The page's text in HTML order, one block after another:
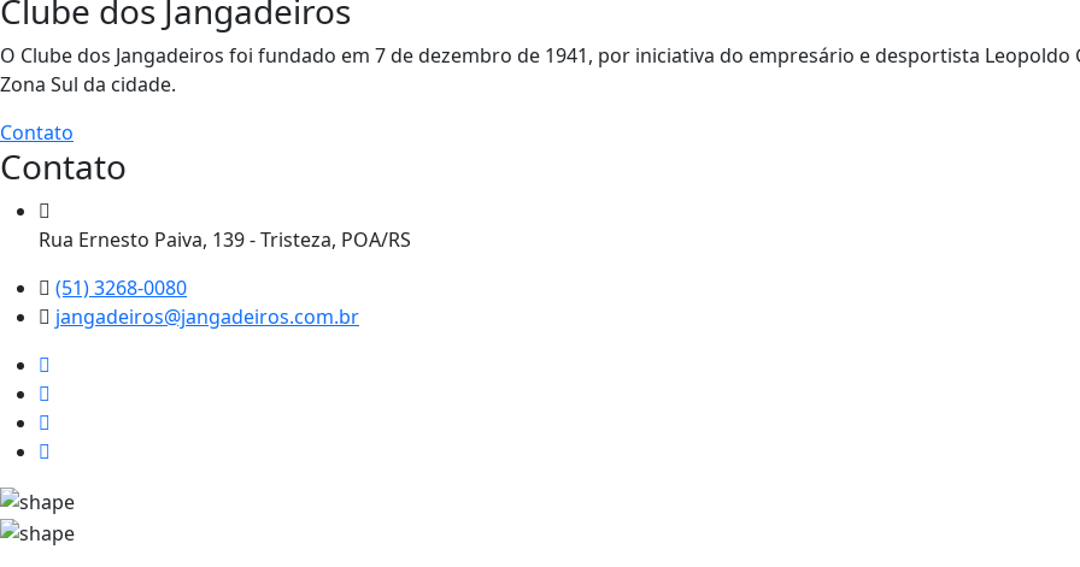
Clube dos Jangadeiros
O Clube dos Jangadeiros foi fundado em 7 de dezembro de 1941, por iniciativa do empresário e desportista
Zona Sul da cidade.
Contato
Contato
Rua Ernesto Paiva, 139 - Tristeza, POA/RS
(51) 3268-0080
jangadeiros@jangadeiros.com.br